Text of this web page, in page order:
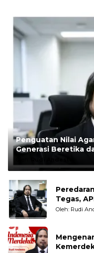
Penguatan Nilai
Generasi Beretika
Rudi Andesta
Tegas,
Tanpa
Oleh: Rudi